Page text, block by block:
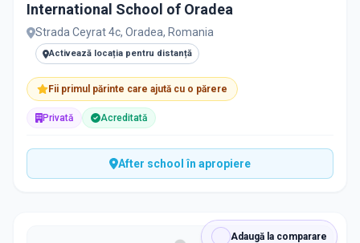
International School of Oradea
Strada Ceyrat 4c, Oradea, Romania
Activează locația pentru distanță
Fii primul părinte care ajută cu o părere
Privată Acreditată
After school în apropiere
Adaugă la comparare